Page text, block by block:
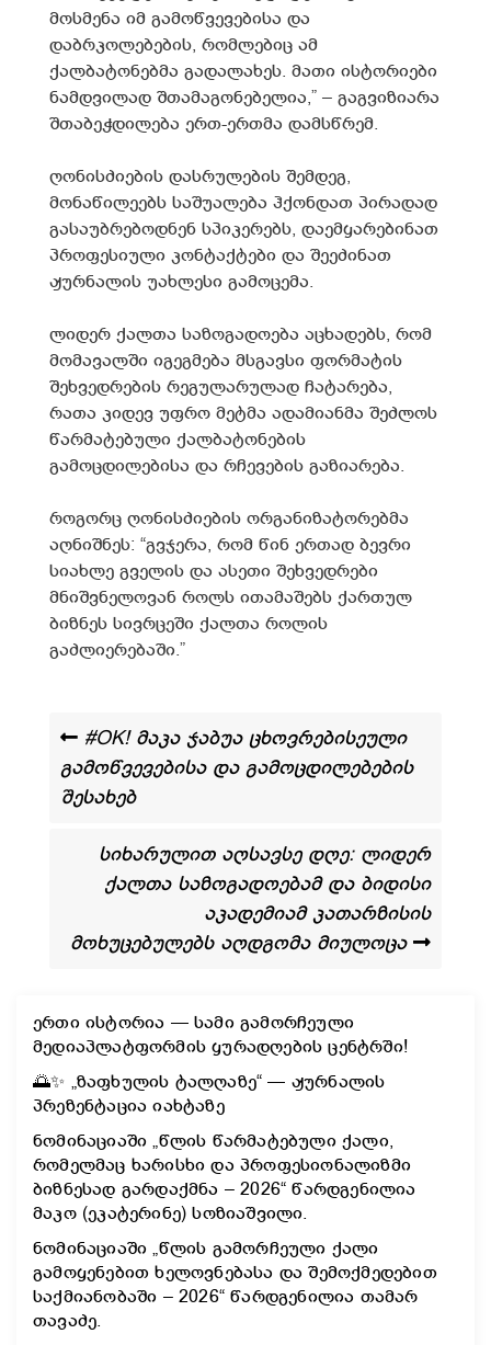
მოსმენა იმ გამოწვევებისა და
დაბრკოლებების, რომლებიც ამ
ქალბატონებმა გადალახეს. მათი ისტორიები
ნამდვილად შთამაგონებელია,” – გაგვიზიარა
შთაბეჭდილება ერთ-ერთმა დამსწრემ.
ღონისძიების დასრულების შემდეგ,
მონაწილეებს საშუალება ჰქონდათ პირადად
გასაუბრებოდნენ სპიკერებს, დაემყარებინათ
პროფესიული კონტაქტები და შეეძინათ
ჟურნალის უახლესი გამოცემა.
ლიდერ ქალთა საზოგადოება აცხადებს, რომ
მომავალში იგეგმება მსგავსი ფორმატის
შეხვედრების რეგულარულად ჩატარება,
რათა კიდევ უფრო მეტმა ადამიანმა შეძლოს
წარმატებული ქალბატონების
გამოცდილებისა და რჩევების გაზიარება.
როგორც ღონისძიების ორგანიზატორებმა
აღნიშნეს: “გვჯერა, რომ წინ ერთად ბევრი
სიახლე გველის და ასეთი შეხვედრები
მნიშვნელოვან როლს ითამაშებს ქართულ
ბიზნეს სივრცეში ქალთა როლის
გაძლიერებაში.”
#OK! მაკა ჯაბუა ცხოვრებისეული
გამოწვევებისა და გამოცდილებების
შესახებ
სიხარულით აღსავსე დღე: ლიდერ
ქალთა საზოგადოებამ და ბიდისი
აკადემიამ კათარზისის
მოხუცებულებს აღდგომა მიულოცა
ერთი ისტორია — სამი გამორჩეული
მედიაპლატფორმის ყურადღების ცენტრში!
🌅✨ „ზაფხულის ტალღაზე“ — ჟურნალის
პრეზენტაცია იახტაზე
ნომინაციაში „წლის წარმატებული ქალი,
რომელმაც ხარისხი და პროფესიონალიზმი
ბიზნესად გარდაქმნა – 2026“ წარდგენილია
მაკო (ეკატერინე) სოზიაშვილი.
ნომინაციაში „წლის გამორჩეული ქალი
გამოყენებით ხელოვნებასა და შემოქმედებით
საქმიანობაში – 2026“ წარდგენილია თამარ
თავაძე.